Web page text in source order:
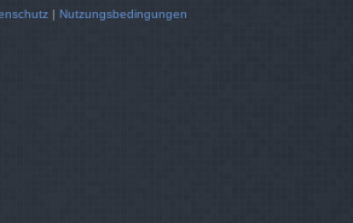
| Nutzungsbedingungen